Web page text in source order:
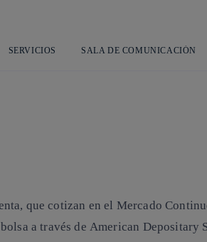
SERVICIOS SALA DE COMUNICACIÓN
que cotizan en el Mercado
a través de American Depositary